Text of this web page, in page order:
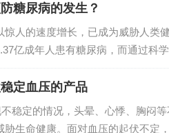
，它凭借科…
糖尿病的发生？
人的速度增长，已成为威胁人类
亿成年人患有糖尿病，而通过科
本文将从饮食选择和生活方式调
定血压的产品
稳定的情况，头晕、心悸、胸闷
生命健康。面对血压的起伏不定